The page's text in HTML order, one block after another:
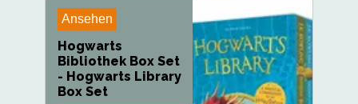
Ansehen
Hogwarts
Bibliothek Box Set
- Hogwarts Library
Box Set